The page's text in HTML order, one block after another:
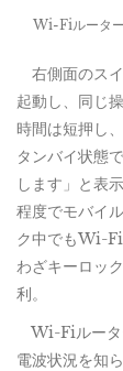
Wi-Fiルータ
右側面のス
起動し、同じ
時間は短押し
タンバイ状態
します」と表
程度でモバイ
ク中でもWi-Fi
わざキーロッ
利。
Wi-Fiルータ
電波状況を知